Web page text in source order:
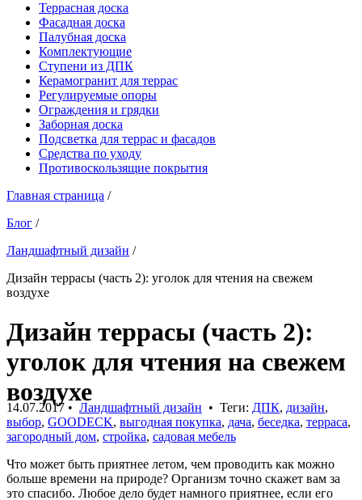
Террасная доска
Фасадная доска
Палубная доска
Комплектующие
Ступени из ДПК
Керамогранит для террас
Регулируемые опоры
Ограждения и грядки
Заборная доска
Подсветка для террас и фасадов
Средства по уходу
Противоскользящие покрытия
Главная страница /
Блог /
Ландшафтный дизайн /
Дизайн террасы (часть 2): уголок для чтения на свежем
воздухе
Дизайн террасы (часть 2):
уголок для чтения на свежем
воздухе
14.07.2017 • Ландшафтный дизайн • Теги: ДПК, дизайн,
выбор, GOODECK, выгодная покупка, дача, беседка, терраса,
загородный дом, стройка, садовая мебель
Что может быть приятнее летом, чем проводить как можно
больше времени на природе? Организм точно скажет вам за
это спасибо. Любое дело будет намного приятнее, если его